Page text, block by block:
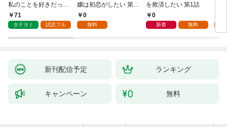
私のことを好きだった
の？
71
タテヨミ 試読フル
嬢は初恋がしたい 第1
話0
無料
を救済したい 第1話
0
新着 無料
な
新刊配信予定 ランキング
キャンペーン 無料